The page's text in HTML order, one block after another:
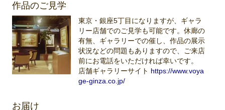
作品のご見学
東京・銀座5丁目になりますが、ギャラ
リー店舗でのご見学も可能です。休廊の
有無、ギャラリーでの催し、作品の展示
状況などの問題もありますので、ご来店
前にお電話をいただければ幸いです。
店舗ギャラリーサイト https://www.voya
ge-ginza.co.jp/
お届け